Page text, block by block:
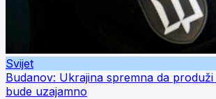
Svijet
Budanov: Ukrajina spremna da
bude uzajamno